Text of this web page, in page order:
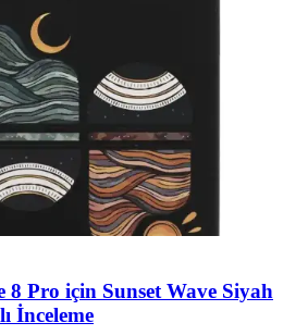
8 Pro için Sunset Wave Siyah
İnceleme